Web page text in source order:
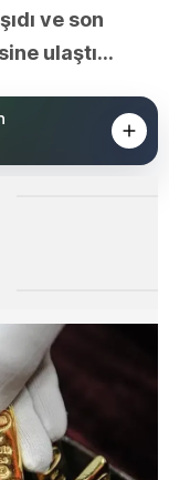
ve son
ulaştı...